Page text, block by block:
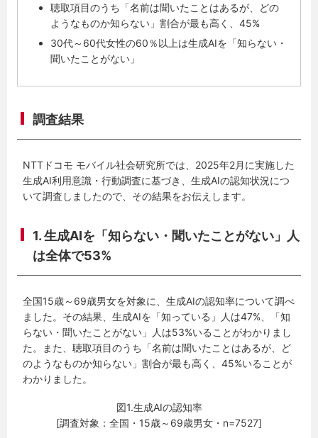
聴取項目のうち「名前は聞いたことはあるが、どの
ようなものか知らない」割合が最も高く、45%
30代～60代女性の60％以上は生成AIを「知らない・
聞いたことがない」
調査結果
NTTドコモ モバイル社会研究所では、2025年2月に実施した
生成AI利用意識・行動調査に基づき、生成AIの認知状況につ
いて調査しましたので、その結果をお伝えします。
1. 生成AIを「知らない・聞いたことがない」人
は全体で53%
全国15歳～69歳男女を対象に、生成AIの認知率について調べ
ました。その結果、生成AIを「知っている」人は47%、「知
らない・聞いたことがない」人は53%いることがわかりまし
た。また、聴取項目のうち「名前は聞いたことはあるが、ど
のようなものか知らない」割合が最も高く、45%いることが
わかりました。
図1.生成AIの認知率
[調査対象：全国・15歳～69歳男女・n=7527]